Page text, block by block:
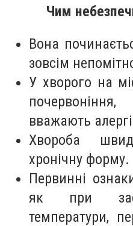
Чим
Вона
зовсім
У хворого на
вважають
Хвороба
хронічну форму.
Первинні
як при
температури,